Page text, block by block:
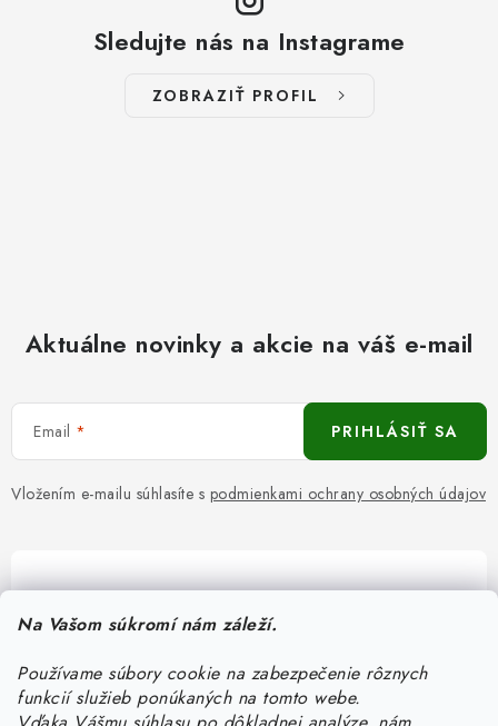
Na Vašom súkromí nám záleží.
Používame súbory cookie na zabezpečenie rôznych
funkcií služieb ponúkaných na tomto webe.
Sledujte nás na Instagrame
ZOBRAZIŤ PROFIL
Aktuálne novinky a akcie na váš e-mail
Email
Vložením e-mailu súhlasíte s podmienkami ochrany osobných údajov
PRIHLÁSIŤ SA
Pomôžeme vám s výberom
Potrebujete s niečím poradiť? Sme tu pre vás!
objednavky@kurin.sk